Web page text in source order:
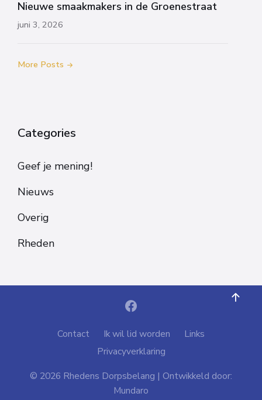
Nieuwe smaakmakers in de Groenestraat
juni 3, 2026
More Posts
Categories
Geef je mening!
Nieuws
Overig
Rheden
Contact Ik wil lid worden
Links
Privacyverklaring
© 2026 Rhedens Dorpsbelang | Ontwikkeld door:
Mundaro